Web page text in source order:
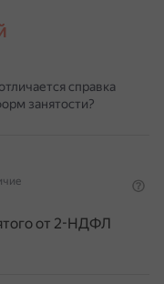
справка
занятости?
от 2-НДФЛ